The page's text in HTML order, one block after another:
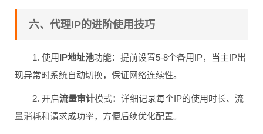
六、代理IP的进阶使用技巧
1. 使用IP地址池功能：提前设置5-8个备用IP，当主IP出
现异常时系统自动切换，保证网络连续性。
2. 开启流量审计模式：详细记录每个IP的使用时长、流
量消耗和请求成功率，方便后续优化配置。